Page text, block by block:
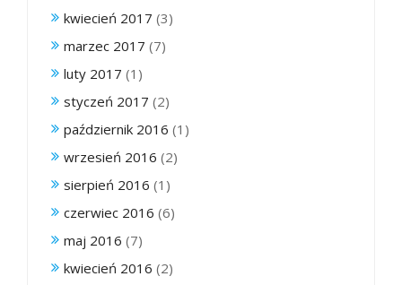
kwiecień 2017 (3)
marzec 2017 (7)
luty 2017 (1)
styczeń 2017 (2)
październik 2016 (1)
wrzesień 2016 (2)
sierpień 2016 (1)
czerwiec 2016 (6)
maj 2016 (7)
kwiecień 2016 (2)